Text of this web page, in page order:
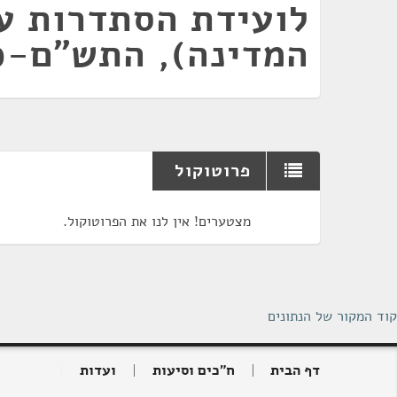
לועידת הסתדרות
המדינה), התש"ם-1980
פרוטוקול
מצטערים! אין לנו את הפרוטוקול.
קוד המקור של הנתונים
דף הבית ח"כים וסיעות ועדות